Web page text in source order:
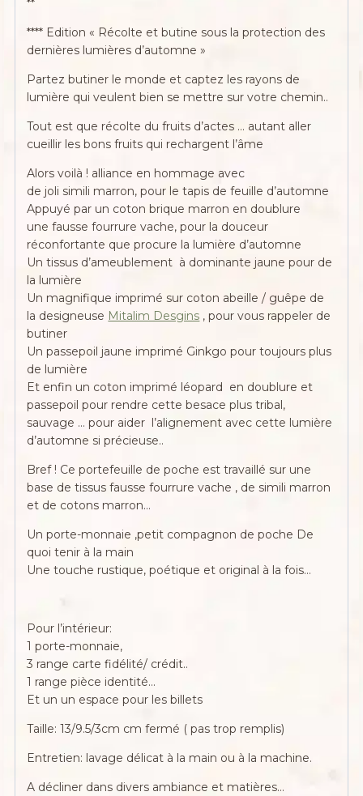
**
**** Edition « Récolte et butine sous la protection des
dernières lumières d’automne »
Partez butiner le monde et captez les rayons de
lumière qui veulent bien se mettre sur votre chemin..
Tout est que récolte du fruits d’actes … autant aller
cueillir les bons fruits qui rechargent l’âme
Alors voilà ! alliance en hommage avec
de joli simili marron, pour le tapis de feuille d’automne
Appuyé par un coton brique marron en doublure
une fausse fourrure vache, pour la douceur
réconfortante que procure la lumière d’automne
Un tissus d’ameublement à dominante jaune pour de
la lumière
Un magnifique imprimé sur coton abeille / guêpe de
la designeuse Mitalim Desgins , pour vous rappeler de
butiner
Un passepoil jaune imprimé Ginkgo pour toujours plus
de lumière
Et enfin un coton imprimé léopard en doublure et
passepoil pour rendre cette besace plus tribal,
sauvage … pour aider l’alignement avec cette lumière
d’automne si précieuse..
Bref ! Ce portefeuille de poche est travaillé sur une
base de tissus fausse fourrure vache , de simili marron
et de cotons marron…
Un porte-monnaie ,petit compagnon de poche De
quoi tenir à la main
Une touche rustique, poétique et original à la fois…
Pour l’intérieur:
1 porte-monnaie,
3 range carte fidélité/ crédit..
1 range pièce identité…
Et un un espace pour les billets
Taille: 13/9.5/3cm cm fermé ( pas trop remplis)
Entretien: lavage délicat à la main ou à la machine.
A décliner dans divers ambiance et matières…